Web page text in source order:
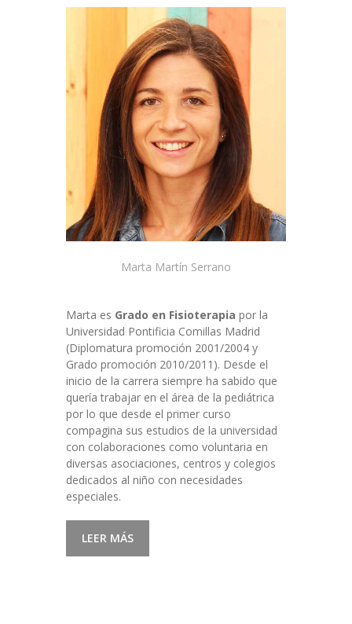
-- Terapias para adultos
Escuelas
-- Asesoramiento
-- Talleres para educadores
-- Talleres para familias
Talleres
Colaboraciones
Marta Martín Serrano
Marta es Grado en Fisioterapia por la
Universidad Pontificia Comillas Madrid
(Diplomatura promoción 2001/2004 y
Grado promoción 2010/2011). Desde el
inicio de la carrera siempre ha sabido que
quería trabajar en el área de la pediátrica
por lo que desde el primer curso
compagina sus estudios de la universidad
con colaboraciones como voluntaria en
diversas asociaciones, centros y colegios
dedicados al niño con necesidades
especiales.
LEER MÁS